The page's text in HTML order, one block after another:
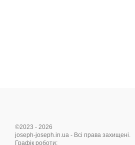
©2023 - 2026
joseph-joseph.in.ua - Всі права захищені.
Графік роботи: